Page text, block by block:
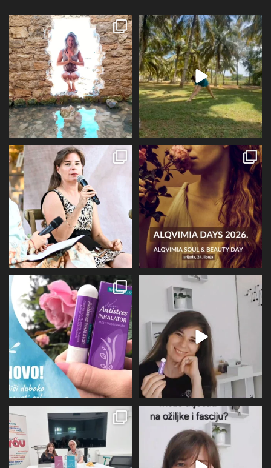
Dolaz da sam bila plava i dokaz da
preko ljeta
72 1
Da ne ispadne da samo radim 😅
Kad se dokopam...
29 2
Prošli tjedan @alqvimia_hrvatska je
slavila 2...
67 6
U srijedu 24.6 i četvrtak 25.6
Alqvimia store
16
Evo malo detaljnije o mirisu i
limbičkom sustavu,...
12 0
BIOVITALIS® Antistresni inhalator -
super dodatak
31
U subotu zahvaljujući Društvu
oboljelih od
26 1
Više I detaljnije o utjecaju
perimenopauze na sve
21 0